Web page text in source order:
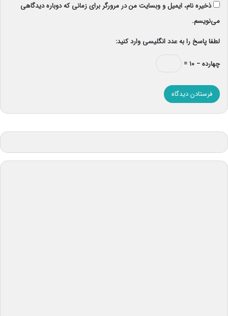
ذخیره نام، ایمیل و وبسایت من در مرورگر برای زمانی که دوباره دیدگاهی
می‌نویسم.
لطفا پاسخ را به عدد انگلیسی وارد کنید:
چهارده − ۱۰ =